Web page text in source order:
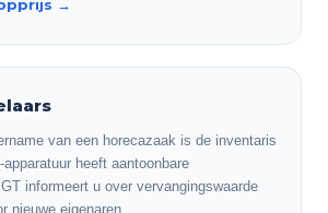
→
van een horecazaak is de inventaris
heeft aantoonbare
informeert u over vervangingswaarde
nieuwe eigenaren.